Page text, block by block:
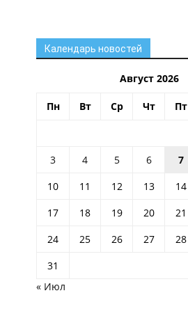
Календарь новостей
Август 2026
Пн Вт Ср Чт Пт
3
4 5 6 7
10
11 12 13 14
17
18 19 20 21
24
25 26 27 28
31
« Июл